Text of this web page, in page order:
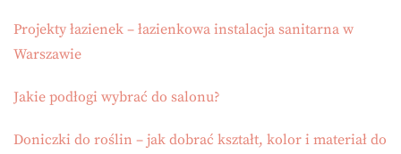
Projekty łazienek – łazienkowa instalacja sanitarna w
Warszawie
Jakie podłogi wybrać do salonu?
Doniczki do roślin – jak dobrać kształt, kolor i materiał do